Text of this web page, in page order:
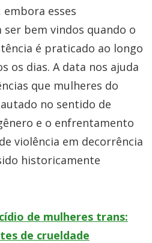
esses
bem vindos quando o
é praticado ao longo
os dias. A data nos ajuda
que mulheres do
no sentido de
e o enfrentamento
violência em decorrência
historicamente
de mulheres trans:
de crueldade